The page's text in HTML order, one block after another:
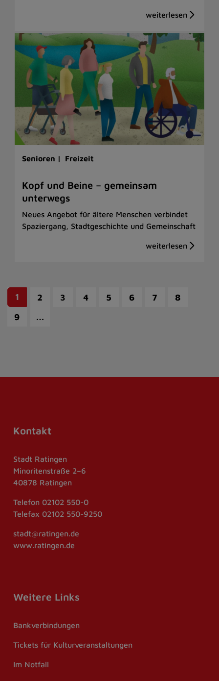
Senioren | Freizeit
Kopf und Beine – gemeinsam
unterwegs
Neues Angebot für ältere Menschen verbindet
Spaziergang, Stadtgeschichte und Gemeinschaft
1 2 3 4 5 6 7
8
9
…
Kontakt
Stadt Ratingen
Minoritenstraße 2–6
40878 Ratingen
Telefon 02102 550-0
Telefax 02102 550-9250
stadt@ratingen.de
www.ratingen.de
Weitere Links
Bankverbindungen
Tickets für Kulturveranstaltungen
Im Notfall